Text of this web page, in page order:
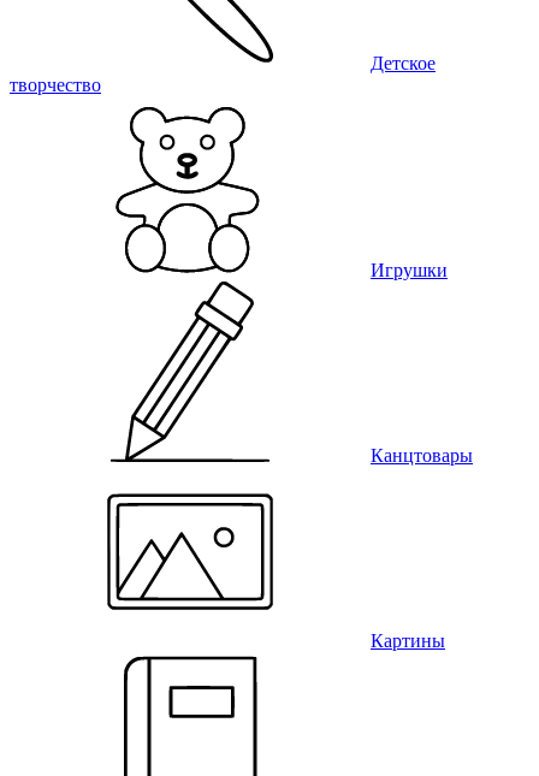
Детское
творчество
Игрушки
Канцтовары
Картины